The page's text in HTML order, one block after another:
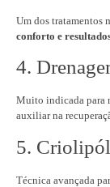
Um dos tratamentos
conforto e
4.
Muito indicada para
auxiliar na
5.
Técnica avançada